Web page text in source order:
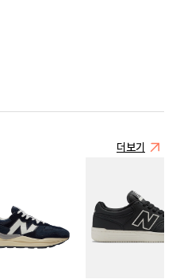
더보기